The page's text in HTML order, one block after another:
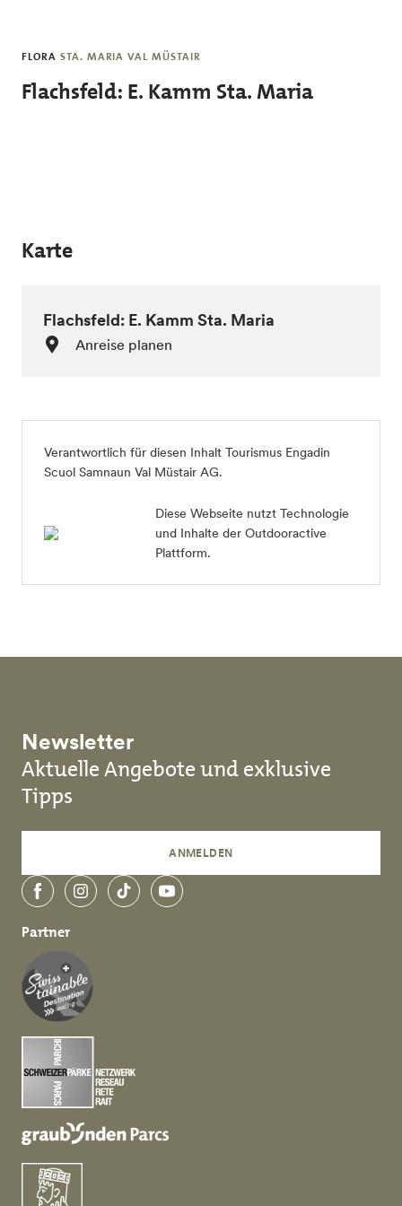
FLORA STA. MARIA VAL MÜSTAIR
Flachsfeld: E. Kamm Sta. Maria
Karte
Flachsfeld: E. Kamm Sta. Maria
Anreise planen
Verantwortlich für diesen Inhalt Tourismus Engadin
Scuol Samnaun Val Müstair AG.
Diese Webseite nutzt Technologie
und Inhalte der Outdooractive
Plattform.
Newsletter
Aktuelle Angebote und exklusive
Tipps
ANMELDEN
FacebookInstagramTikTokYouTube
Partner